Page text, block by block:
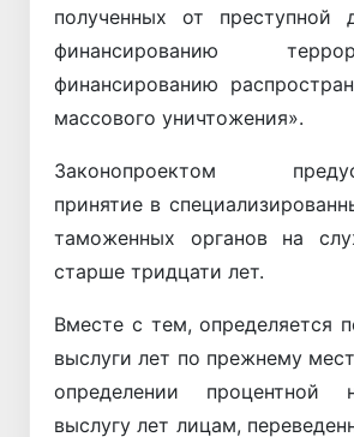
полученных от преступной
финансированию
финансированию
массового уничтожения».
Законопроектом
принятие в
таможенных органов на
старше тридцати лет.
Вместе с тем, определяется
выслуги лет по прежнему
определении процентной
выслугу лет лицам,